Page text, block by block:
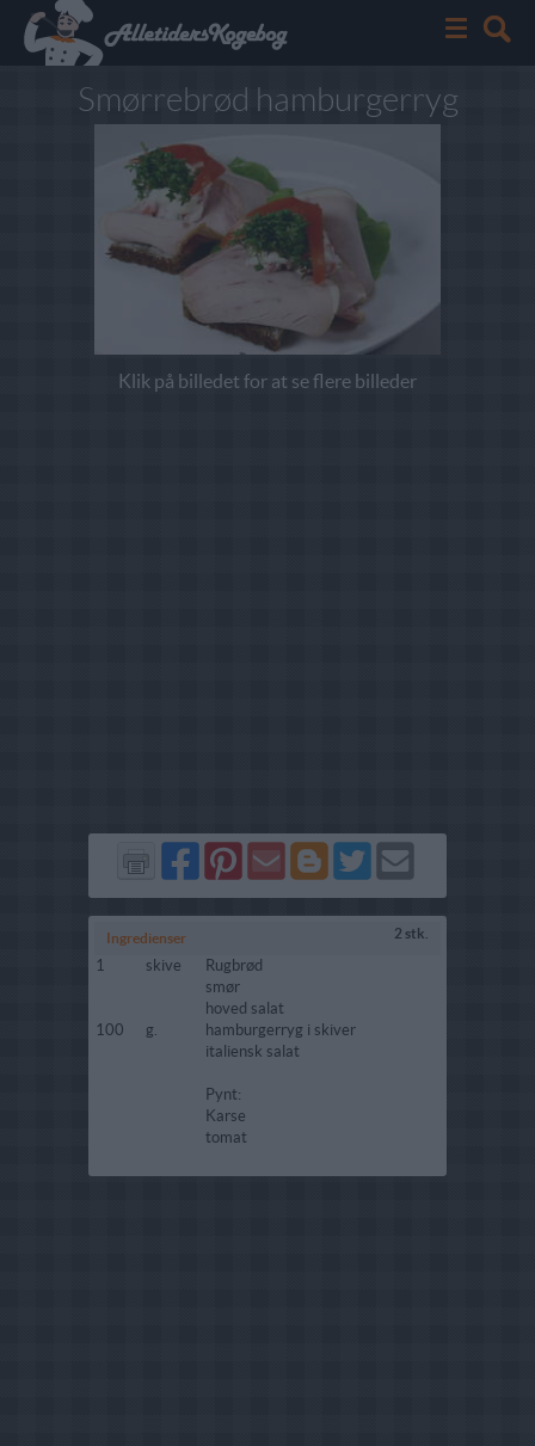
Smørrebrød hamburgerryg
Klik på billedet for at se flere billeder
Del
på
Del
på
Send
via
Del
på
Del
på
Send
Ingredienser 2 stk.
1 skive
Rugbrød
smør
hoved salat
100
g.
hamburgerryg i skiver
italiensk salat
Pynt:
Karse
tomat